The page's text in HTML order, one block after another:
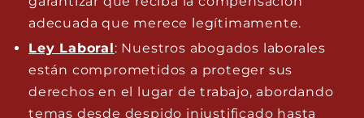
adecuada que merece legítimamente.
Ley Laboral : Nuestros abogados laborales
están comprometidos a proteger sus
derechos en el lugar de trabajo, abordando
temas desde despido injustificado hasta